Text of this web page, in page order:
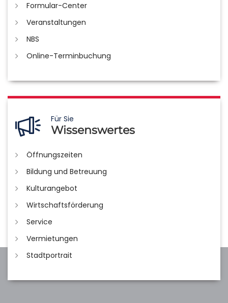
Formular-Center
Veranstaltungen
NBS
Online-Terminbuchung
Für Sie
Wissenswertes
Öffnungszeiten
Bildung und Betreuung
Kulturangebot
Wirtschaftsförderung
Service
Vermietungen
Stadtportrait